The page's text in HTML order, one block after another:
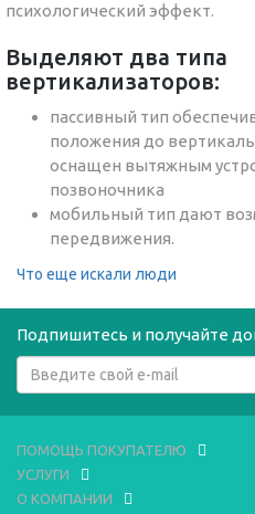
психологический эффект.
Выделяют два типа
вертикализаторов:
пассивный тип
положения до
оснащен вытяжным
позвоночника
мобильный тип дают
передвижения.
Что еще искали люди
Подпишитесь и получайте
ПОМОЩЬ ПОКУПАТЕЛЮ
УСЛУГИ
О КОМПАНИИ